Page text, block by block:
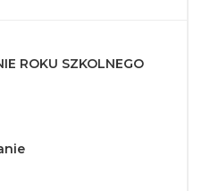
ROKU SZKOLNEGO